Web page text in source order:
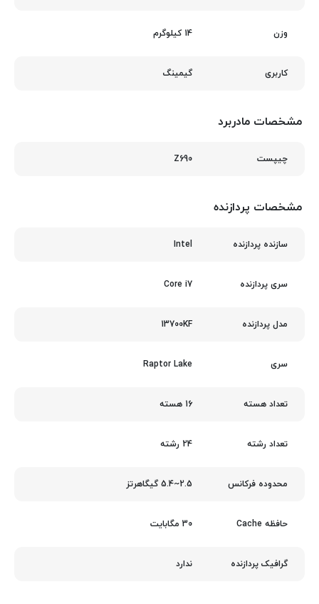
وزن 14 کیلوگرم
کاربری گیمینگ
مشخصات مادربرد
چیپست Z690
مشخصات پردازنده
سازنده پردازنده Intel
سری پردازنده Core i7
مدل پردازنده 13700KF
سری Raptor Lake
تعداد هسته 16 هسته
تعداد رشته 24 رشته
محدوده فرکانس 2.5~5.4 گیگاهرتز
حافظه Cache 30 مگابایت
گرافیک پردازنده ندارد